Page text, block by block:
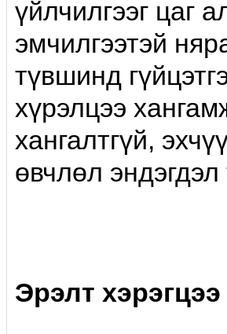
үйлчилгээг цаг
эмчилгээтэй
түвшинд
хүрэлцээ
хангалтгүй,
өвчлөл
Эрэлт